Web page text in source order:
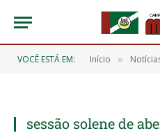
VOCÊ ESTÁ EM: Início »
sessão solene de